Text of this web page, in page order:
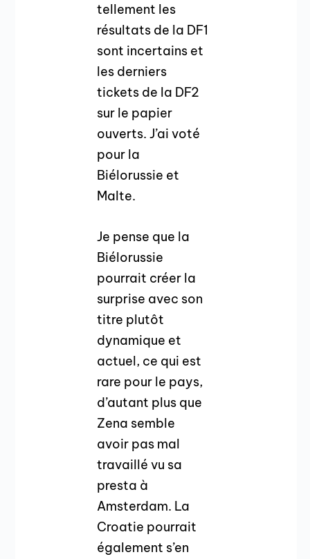
tellement les
résultats de la DF1
sont incertains et
les derniers
tickets de la DF2
sur le papier
ouverts. J’ai voté
pour la
Biélorussie et
Malte.
Je pense que la
Biélorussie
pourrait créer la
surprise avec son
titre plutôt
dynamique et
actuel, ce qui est
rare pour le pays,
d’autant plus que
Zena semble
avoir pas mal
travaillé vu sa
presta à
Amsterdam. La
Croatie pourrait
également s’en